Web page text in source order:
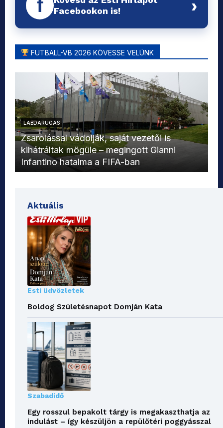
f
Facebookon is!
›
FUTBALL-VB 2026 KÖVESSE VELÜNK
LABDARÚGÁS
Zsarolással vádolják, saját vezetői is
kihátráltak mögüle – megingott Gianni
Infantino hatalma a FIFA-ban
Aktuális
Esti üdvözletek
Boldog Születésnapot Domján Kata
Szabadidő
Egy rosszul bepakolt tárgy is megakaszthatja az
indulást – így készüljön a repülőtéri poggyásszal